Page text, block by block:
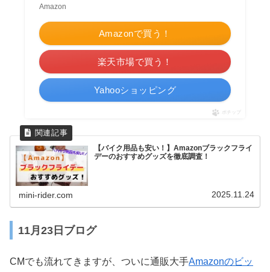
Amazon
Amazonで買う！
楽天市場で買う！
Yahooショッピング
ポチップ
【バイク用品も安い！】Amazonブラックフライ
デーのおすすめグッズを徹底調査！
mini-rider.com 2025.11.24
11月23日ブログ
CMでも流れてきますが、ついに通販大手Amazonのビッ